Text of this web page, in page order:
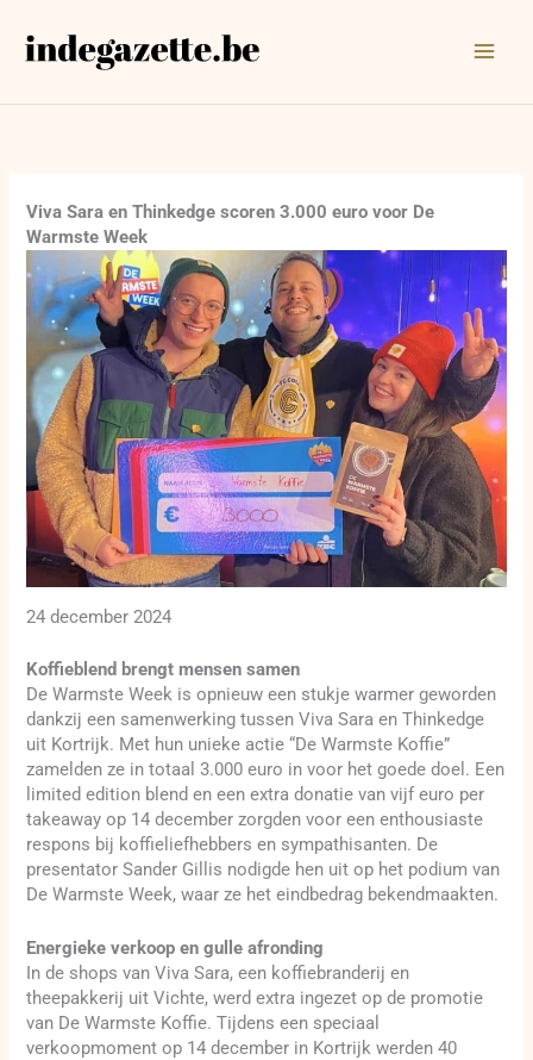
naar
Viva Sara en Thinkedge scoren 3.000 euro voor De
Warmste Week
24 december 2024
Koffieblend brengt mensen samen
De Warmste Week is opnieuw een stukje warmer geworden
dankzij een samenwerking tussen Viva Sara en Thinkedge
uit Kortrijk. Met hun unieke actie “De Warmste Koffie”
zamelden ze in totaal 3.000 euro in voor het goede doel. Een
limited edition blend en een extra donatie van vijf euro per
takeaway op 14 december zorgden voor een enthousiaste
respons bij koffieliefhebbers en sympathisanten. De
presentator Sander Gillis nodigde hen uit op het podium van
De Warmste Week, waar ze het eindbedrag bekendmaakten.
Energieke verkoop en gulle afronding
In de shops van Viva Sara, een koffiebranderij en
theepakkerij uit Vichte, werd extra ingezet op de promotie
van De Warmste Koffie. Tijdens een speciaal
verkoopmoment op 14 december in Kortrijk werden 40